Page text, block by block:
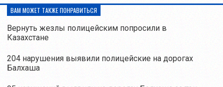
ВАМ МОЖЕТ ТАКЖЕ ПОНРАВИТЬСЯ
Вернуть жезлы полицейским попросили в
Казахстане
204 нарушения выявили полицейские на дорогах
Балхаша